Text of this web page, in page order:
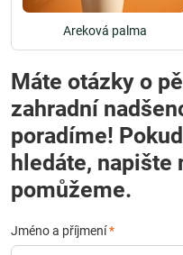
Areková palma
Máte otázky o
zahradní
poradíme!
hledáte, napište
pomůžeme.
Jméno a příjmení*